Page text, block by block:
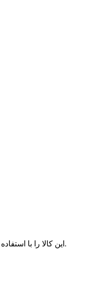
این کالا را با استفاده از کلمات کوتاه و ساده توضیح دهید.